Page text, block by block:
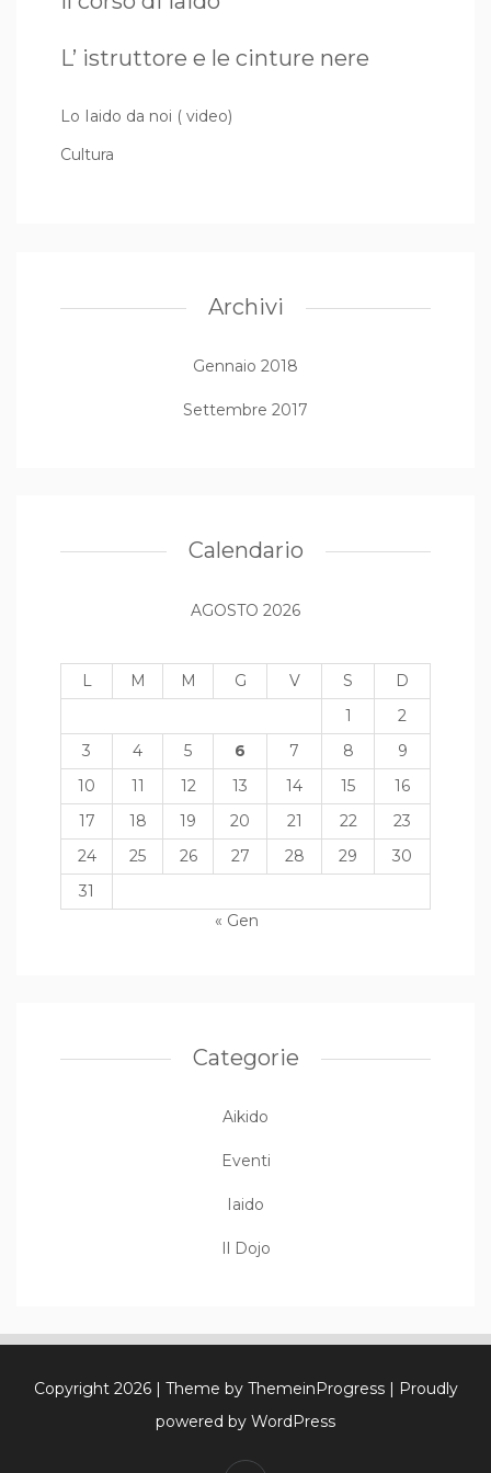
L’ istruttore e le cinture nere
Lo Iaido da noi ( video)
Cultura
Archivi
Gennaio 2018
Settembre 2017
Calendario
AGOSTO 2026
L M M G V S
D
1
2
3
4 5 6 7 8
9
10
11 12 13 14 15
16
17
18 19 20 21 22
23
24
25 26 27 28 29
30
31
« Gen
Categorie
Aikido
Eventi
Iaido
Il Dojo
Copyright 2026 | Theme by ThemeinProgress | Proudly
powered by WordPress